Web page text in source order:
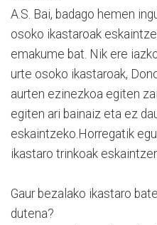
A.S. Bai, badago hemen
osoko ikastaroak
emakume bat. Nik ere
urte osoko ikastaroak,
aurten ezinezkoa egiten
egiten ari bainaiz eta ez
eskaintzeko.Horregatik
ikastaro trinkoak
Gaur bezalako ikastaro
dutena?